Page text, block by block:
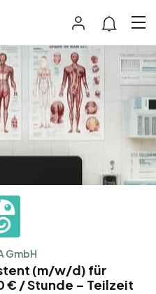
GmbH
(m/w/d) für
€ / Stunde – Teilzeit